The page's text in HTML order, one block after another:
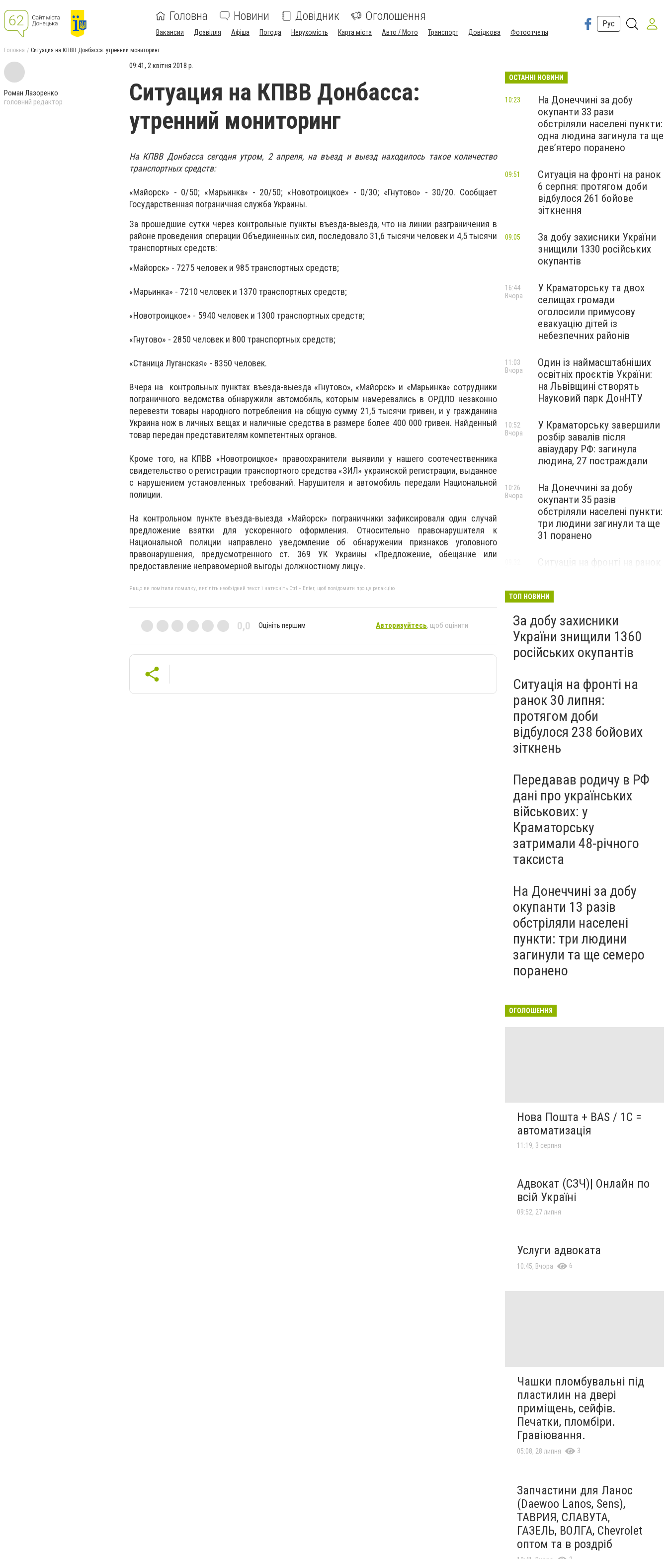
Головна Новини Довідник Оголошення
Вакансии Дозвілля Афіша Погода Нерухомість Карта міста Авто / Мото Транспорт Довідкова Фотоотчеты
Рус
Головна Ситуация на КПВВ Донбасса: утренний мониторинг
Роман Лазоренко
головний редактор
09:41, 2 квітня 2018 р.
Ситуация на КПВВ Донбасса:
утренний мониторинг
На КПВВ Донбасса сегодня утром, 2 апреля, на въезд и выезд находилось такое количество
транспортных средств:
«Майорск» - 0/50; «Марьинка» - 20/50; «Новотроицкое» - 0/30; «Гнутово» - 30/20. Сообщает
Государственная пограничная служба Украины.
За прошедшие сутки через контрольные пункты въезда-выезда, что на линии разграничения в
районе проведения операции Объединенных сил, последовало 31,6 тысячи человек и 4,5 тысячи
транспортных средств:
«Майорск» - 7275 человек и 985 транспортных средств;
«Марьинка» - 7210 человек и 1370 транспортных средств;
«Новотроицкое» - 5940 человек и 1300 транспортных средств;
«Гнутово» - 2850 человек и 800 транспортных средств;
«Станица Луганская» - 8350 человек.
Вчера на контрольных пунктах въезда-выезда «Гнутово», «Майорск» и «Марьинка» сотрудники
пограничного ведомства обнаружили автомобиль, которым намеревались в ОРДЛО незаконно
перевезти товары народного потребления на общую сумму 21,5 тысячи гривен, и у гражданина
Украина нож в личных вещах и наличные средства в размере более 400 000 гривен. Найденный
товар передан представителям компетентных органов.
Кроме того, на КПВВ «Новотроицкое» правоохранители выявили у нашего соотечественника
свидетельство о регистрации транспортного средства «ЗИЛ» украинской регистрации, выданное
с нарушением установленных требований. Нарушителя и автомобиль передали Национальной
полиции.
На контрольном пункте въезда-выезда «Майорск» пограничники зафиксировали один случай
предложение взятки для ускоренного оформления. Относительно правонарушителя к
Национальной полиции направлено уведомление об обнаружении признаков уголовного
правонарушения, предусмотренного ст. 369 УК Украины «Предложение, обещание или
предоставление неправомерной выгоды должностному лицу».
Якщо ви помітили помилку, виділіть необхідний текст і натисніть Ctrl + Enter, щоб повідомити про це редакцію
0,0 Оцініть першим Авторизуйтесь, щоб оцінити
ОСТАННІ НОВИНИ
На Донеччині за добу
окупанти 33 рази
обстріляли населені пункти:
одна людина загинула та ще
девʼятеро поранено
10:23
Ситуація на фронті на ранок
6 серпня: протягом доби
відбулося 261 бойове
зіткнення
09:51
За добу захисники України
знищили 1330 російських
окупантів
09:05
У Краматорську та двох
селищах громади
оголосили примусову
евакуацію дітей із
небезпечних районів
16:44
Вчора
Один із наймасштабніших
освітніх проєктів України:
на Львівщині створять
Науковий парк ДонНТУ
11:03
Вчора
У Краматорську завершили
розбір завалів після
авіаудару РФ: загинула
людина, 27 постраждали
10:52
Вчора
На Донеччині за добу
окупанти 35 разів
обстріляли населені пункти:
три людини загинули та ще
31 поранено
10:26
Вчора
Ситуація на фронті на ранок
зіткнень
ТОП НОВИНИ
За добу захисники
України знищили 1360
російських окупантів
Ситуація на фронті на
ранок 30 липня:
протягом доби
відбулося 238 бойових
зіткнень
Передавав родичу в РФ
дані про українських
військових: у
Краматорську
затримали 48-річного
таксиста
На Донеччині за добу
окупанти 13 разів
обстріляли населені
пункти: три людини
загинули та ще семеро
поранено
ОГОЛОШЕННЯ
Нова Пошта + BAS / 1C =
автоматизація
11:19, 3 серпня
Адвокат (СЗЧ)| Онлайн по
всій Україні
09:52, 27 липня
Услуги адвоката
10:45, Вчора 6
Чашки пломбувальні під
пластилин на двері
приміщень, сейфів.
Печатки, пломбіри.
Гравіювання.
05:08, 28 липня 3
Запчастини для Ланос
(Daewoo Lanos, Sens),
ТАВРИЯ, СЛАВУТА,
ГАЗЕЛЬ, ВОЛГА, Chevrolet
оптом та в роздріб